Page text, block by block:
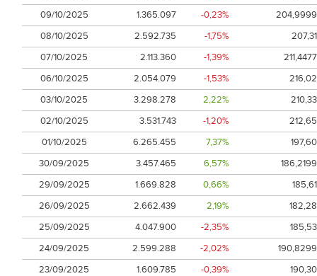
09/10/2025
1.365.097 -0,23%
204,9999
08/10/2025
2.592.735 -1,75%
207,31
07/10/2025
2.113.360 -1,39%
211,4477
06/10/2025
2.054.079 -1,53%
216,02
03/10/2025
3.298.278 2,22%
210,33
02/10/2025
3.531.743 -1,20%
212,65
01/10/2025
6.265.455 7,37%
197,60
30/09/2025
3.457.465 6,57%
186,2199
29/09/2025
1.669.828 0,66%
185,61
26/09/2025
2.662.439 2,19%
182,28
25/09/2025
4.047.900 -2,35%
185,53
24/09/2025
2.599.288 -2,02%
190,8299
23/09/2025
1.609.785 -0,39%
190,30